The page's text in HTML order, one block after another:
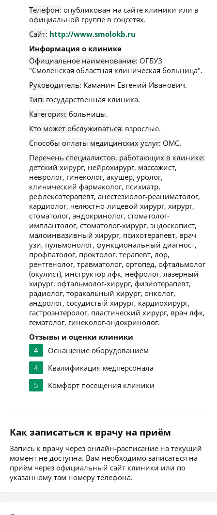
Телефон: опубликован на сайте клиники или в
официальной группе в соцсетях.
Сайт: http://www.smolokb.ru
Информация о клинике
Официальное наименование: ОГБУЗ
"Смоленская областная клиническая больница".
Руководитель: Каманин Евгений Иванович.
Тип: государственная клиника.
Категория: больницы.
Кто может обслуживаться: взрослые.
Способы оплаты медицинских услуг: ОМС.
Перечень специалистов, работающих в клинике:
детский хирург, нейрохирург, массажист,
невролог, гинеколог, акушер, уролог,
клинический фармаколог, психиатр,
рефлексотерапевт, анестезиолог-реаниматолог,
кардиолог, челюстно-лицевой хирург, хирург,
стоматолог, эндокринолог, стоматолог-
имплантолог, стоматолог-хирург, эндоскопист,
малоинвазивный хирург, психотерапевт, врач
узи, пульмонолог, функциональный диагност,
профпатолог, проктолог, терапевт, лор,
рентгенолог, травматолог, ортопед, офтальмолог
(окулист), инструктор лфк, нефролог, лазерный
хирург, офтальмолог-хирург, физиотерапевт,
радиолог, торакальный хирург, онколог,
андролог, сосудистый хирург, кардиохирург,
гастроэнтеролог, пластический хирург, врач лфк,
гематолог, гинеколог-эндокринолог.
Отзывы и оценки клиники
4
Оснащение оборудованием
4
Квалификация медперсонала
5
Комфорт посещения клиники
Как записаться к врачу на приём
Запись к врачу через онлайн-расписание на текущий
момент не доступна. Вам необходимо записаться на
приём через официальный сайт клиники или по
указанному там номеру телефона.